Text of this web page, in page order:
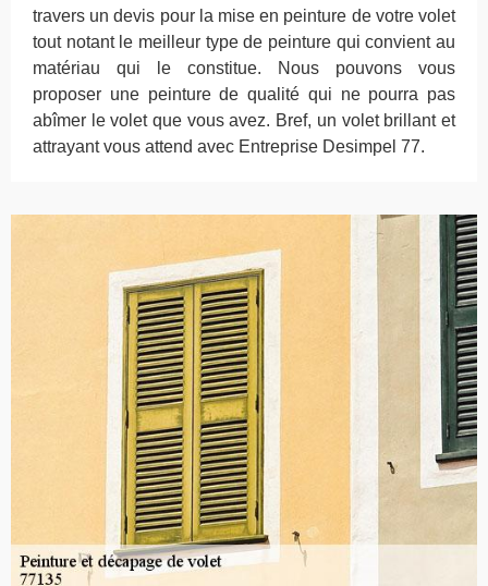
travers un devis pour la mise en peinture de votre volet
tout notant le meilleur type de peinture qui convient au
matériau qui le constitue. Nous pouvons vous
proposer une peinture de qualité qui ne pourra pas
abîmer le volet que vous avez. Bref, un volet brillant et
attrayant vous attend avec Entreprise Desimpel 77.